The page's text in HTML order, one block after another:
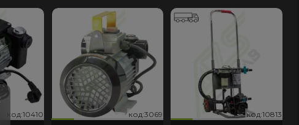
код:10411 код:10411 код:10411
код:11378 код:11378
код:10410 код:10410 код:10410
код:3069 код:3069 код:3069
код:10813 код:10813 код:10813